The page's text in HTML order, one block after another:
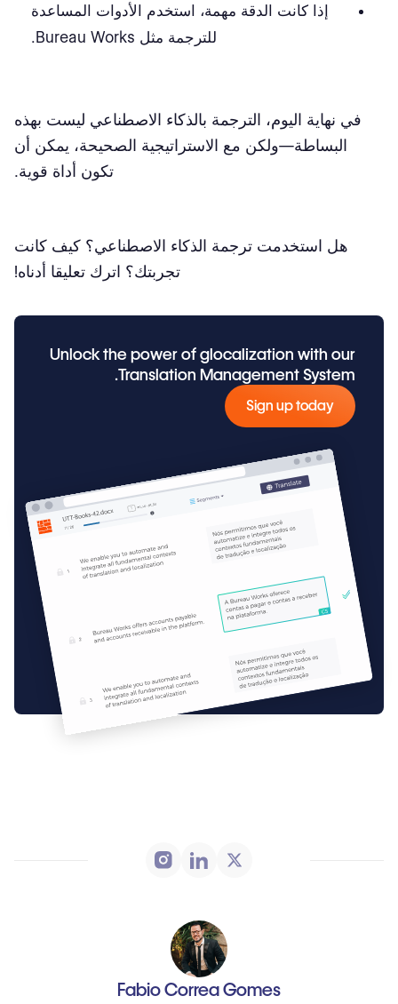
إذا كانت الدقة مهمة، استخدم الأدوات المساعدة
للترجمة مثل Bureau Works.
في نهاية اليوم، الترجمة بالذكاء الاصطناعي ليست بهذه
البساطة—ولكن مع الاستراتيجية الصحيحة، يمكن أن
تكون أداة قوية.
هل استخدمت ترجمة الذكاء الاصطناعي؟ كيف كانت
تجربتك؟ اترك تعليقا أدناه!
Unlock the power of glocalization with our
Translation Management System.
Sign up today
Fabio Correa Gomes